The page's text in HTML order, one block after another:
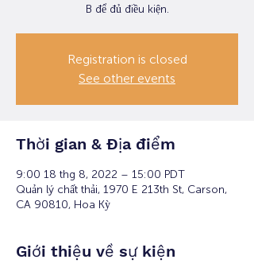
B để đủ điều kiện.
Registration is closed
See other events
Thời gian & Địa điểm
9:00 18 thg 8, 2022 – 15:00 PDT
Quản lý chất thải, 1970 E 213th St, Carson,
CA 90810, Hoa Kỳ
Giới thiệu về sự kiện